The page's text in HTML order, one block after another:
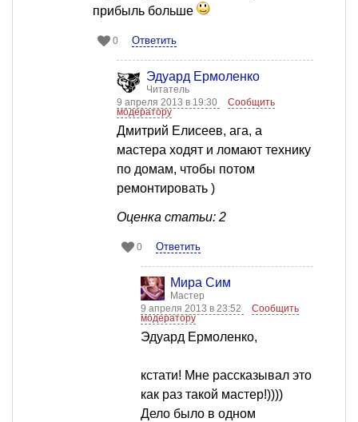
прибыль больше
0 Ответить
Эдуард Ермоленко
Читатель
9 апреля 2013 в 19:30
Сообщить
модератору
Дмитрий Елисеев, ага, а
мастера ходят и ломают технику
по домам, чтобы потом
ремонтировать )
Оценка статьи: 2
0 Ответить
Мира Сим
Мастер
9 апреля 2013 в 23:52
Сообщить
модератору
Эдуард Ермоленко,
кстати! Мне рассказывал это
как раз такой мастер!))))
Дело было в одном